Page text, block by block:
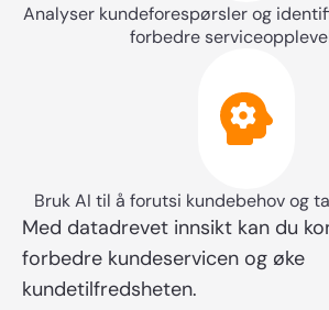
Analyser kundeforespørsler og
forbedre
Bruk AI til å forutsi kundebehov og
Med datadrevet innsikt kan du
forbedre kundeservicen og øke
kundetilfredsheten.
Jeg samtykker til at Point
kontakte meg med relevant
nyhetsbrev fra Point Taken.